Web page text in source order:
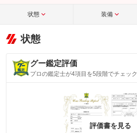
状態 装備
状態
グー鑑定評価
プロの鑑定士が4項目を5段階でチェック
評価書を見る